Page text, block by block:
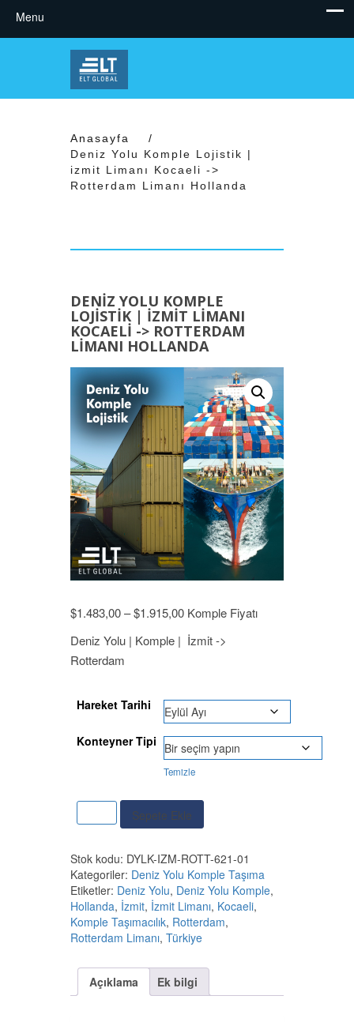
Anasayfa
/
Deniz Yolu Komple Lojistik |
izmit Limanı Kocaeli ->
Rotterdam Limanı Hollanda
DENIZ YOLU KOMPLE
LOJISTIK | IZMIT LIMANI
KOCAELI -> ROTTERDAM
LIMANI HOLLANDA
$1.483,00–$1.915,00Price
range:
$1.483,00
Komple Fiyatı
Deniz Yolu | Komple | İzmit ->
Rotterdam
Hareket Tarihi
Konteyner Tipi
Temizle
Deniz
Yolu
Lojistik
|
izmit
Limanı
Kocaeli
-
Rotterdam
Limanı
Hollanda
Sepete Ekle
Stok kodu: DYLK-IZM-ROTT-621-01
Kategoriler: Deniz Yolu Komple Taşıma
Etiketler: Deniz Yolu, Deniz Yolu Komple,
Hollanda, İzmit, İzmit Limanı, Kocaeli,
Komple Taşımacılık, Rotterdam,
Rotterdam Limanı, Türkiye
Açıklama Ek bilgi